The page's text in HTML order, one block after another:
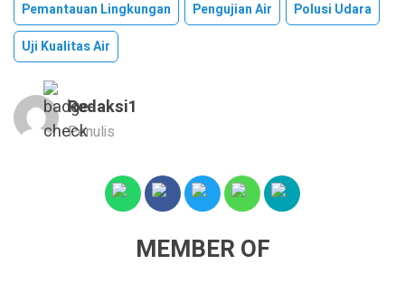
Pemantauan Lingkungan
Pengujian Air
Polusi Udara
Uji Kualitas Air
Redaksi1
Penulis
MEMBER OF